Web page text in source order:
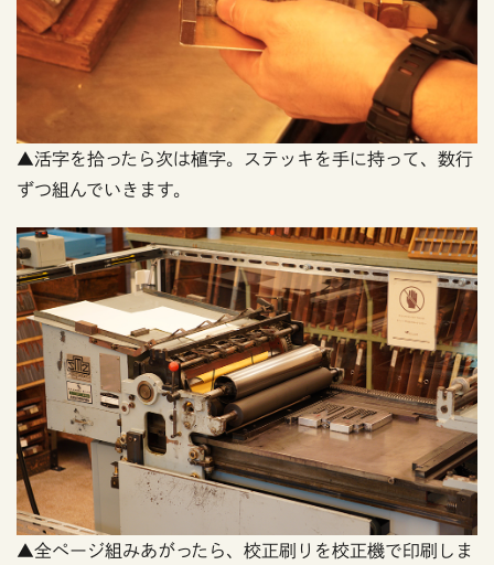
▲活字を拾ったら次は植字。ステッキを手に持って、数行
ずつ組んでいきます。
▲全ページ組みあがったら、校正刷りを校正機で印刷しま